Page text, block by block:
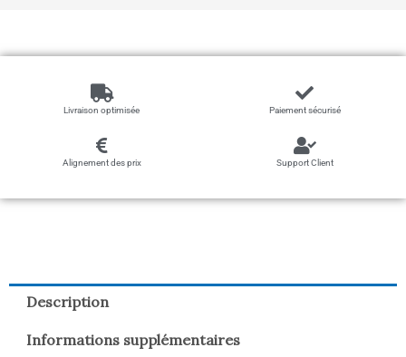
Livraison optimisée Paiement sécurisé
Alignement des prix Support Client
Description
Informations supplémentaires